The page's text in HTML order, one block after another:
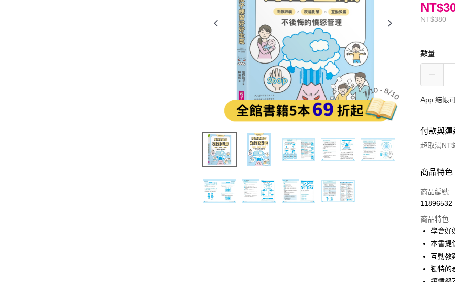
NT$380
數量
App 結帳
付款與
超取滿
付款方式
信用卡一
Apple Pay
大哥付你
相關說明
【大哥付
1.本服務
商品特色
商品編號
11896532
商品特色
學會好
本書提
互動教
獨特的